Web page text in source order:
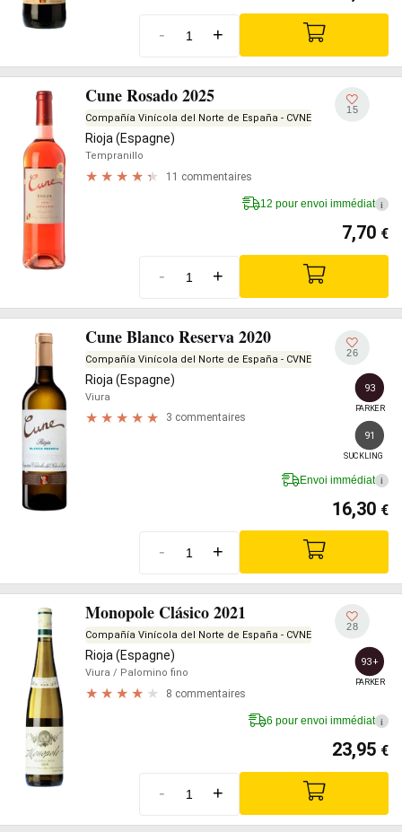
- +
Cune Rosado 2025
Compañía Vinícola del Norte de España - CVNE
Rioja (Espagne)
Tempranillo
11 commentaires
15
12 pour envoi immédiat i
7,70 €
- +
Cune Blanco Reserva 2020
Compañía Vinícola del Norte de España - CVNE
Rioja (Espagne)
Viura
3 commentaires
26
93
PARKER
91
SUCKLING
Envoi immédiat i
16,30 €
- +
Monopole Clásico 2021
Compañía Vinícola del Norte de España - CVNE
Rioja (Espagne)
Viura / Palomino fino
8 commentaires
28
93+
PARKER
6 pour envoi immédiat i
23,95 €
- +